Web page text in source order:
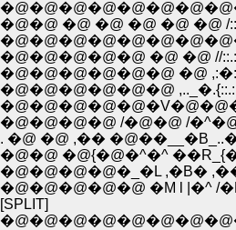
�@�@ �@ �@ �@ �@ �@ /
�@�@�@�@�@�@ �@
�@�@�@�@ /�@�@ /
. �@ �@ ,��
�@�@ �@{�@�^�^
�@�@�@�@�_�L ,�B�
�@�@�@�@�@ �M l |�^ /
[SPLIT]